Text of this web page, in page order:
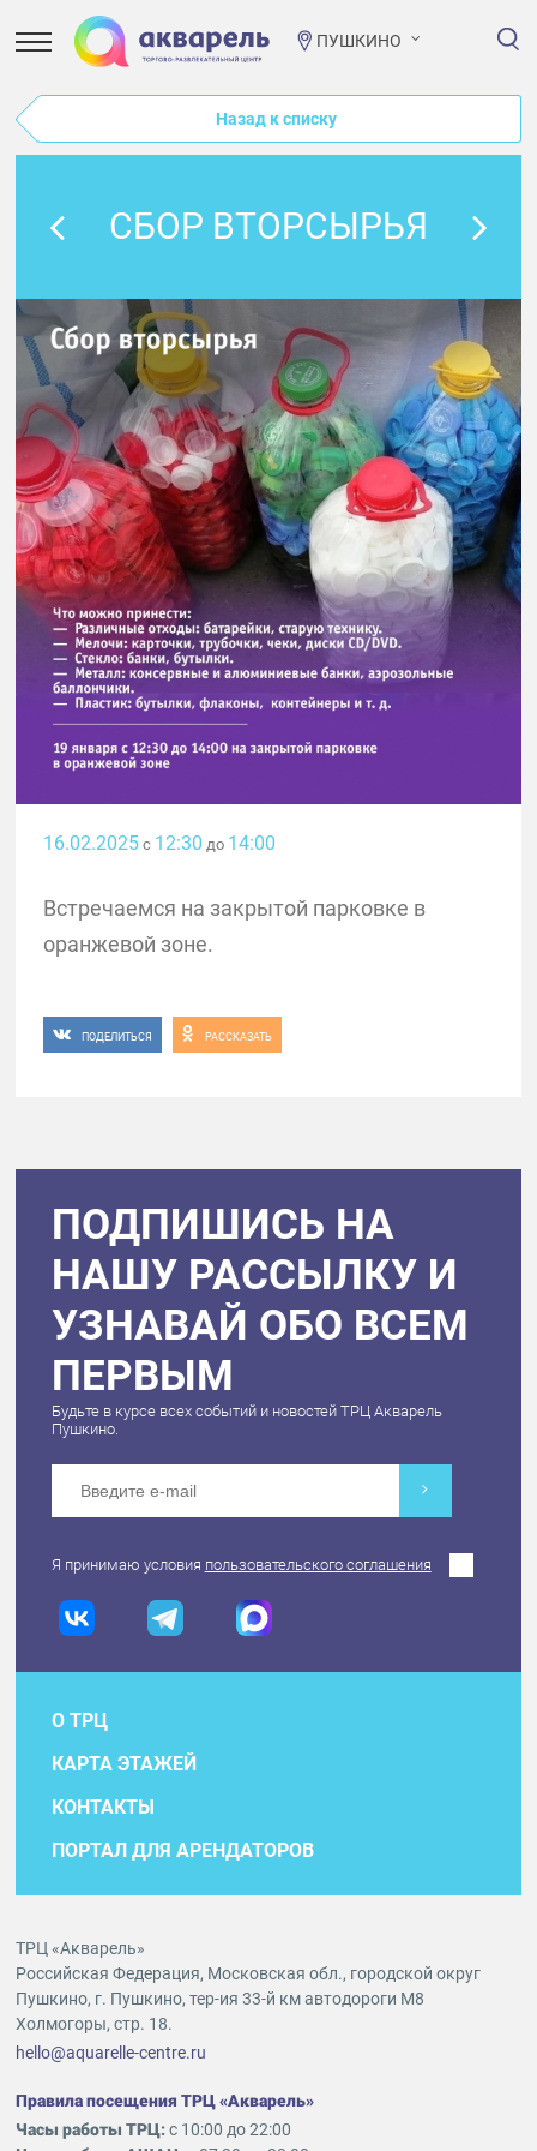
ПУШКИНО
Назад к списку
СБОР ВТОРСЫРЬЯ
16.02.2025с 12:30 до 14:00
Встречаемся на закрытой парковке в
оранжевой зоне.
ПОДЕЛИТЬСЯ РАССКАЗАТЬ
ПОДПИШИСЬ НА
НАШУ РАССЫЛКУ И
УЗНАВАЙ ОБО ВСЕМ
ПЕРВЫМ
Будьте в курсе всех событий и новостей ТРЦ Акварель
Пушкино.
Я принимаю условия пользовательского соглашения
О ТРЦ
КАРТА ЭТАЖЕЙ
КОНТАКТЫ
ПОРТАЛ ДЛЯ АРЕНДАТОРОВ
ТРЦ «Акварель»
Российская Федерация, Московская обл., городской округ
Пушкино, г. Пушкино, тер-ия 33-й км автодороги М8
Холмогоры, стр. 18.
hello@aquarelle-centre.ru
Правила посещения ТРЦ «Акварель»
Часы работы ТРЦ:с 10:00 до 22:00